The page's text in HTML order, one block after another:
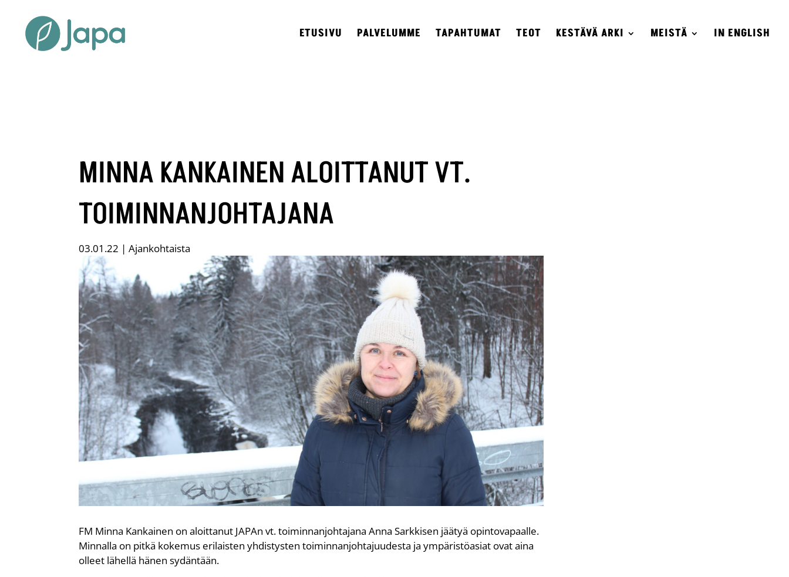
ETUSIVU PALVELUMME TAPAHTUMAT TEOT KESTÄVÄ ARKI MEISTÄ IN ENGLISH
MINNA KANKAINEN ALOITTANUT VT.
TOIMINNANJOHTAJANA
03.01.22 |Ajankohtaista
FM Minna Kankainen on aloittanut JAPAn vt. toiminnanjohtajana Anna Sarkkisen jäätyä opintovapaalle.
Minnalla on pitkä kokemus erilaisten yhdistysten toiminnanjohtajuudesta ja ympäristöasiat ovat aina
olleet lähellä hänen sydäntään.